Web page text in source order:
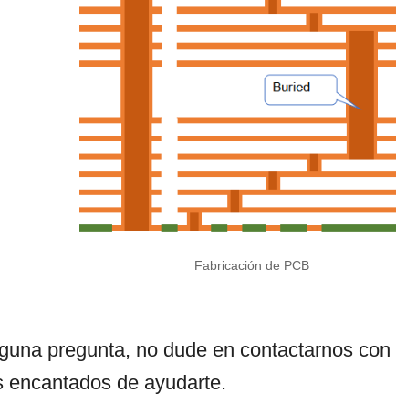
Fabricación de PCB
pregunta, no dude en contactarnos con
encantados de ayudarte.